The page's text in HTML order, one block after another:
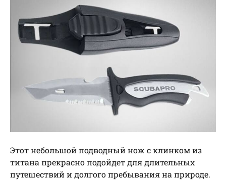
Этот небольшой подводный нож с клинком из
титана прекрасно подойдет для длительных
путешествий и долгого пребывания на природе.